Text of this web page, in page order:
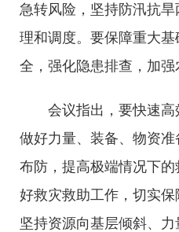
急转风险，坚持防汛抗
理和调度。要保障重大
全，强化隐患排查，加强
会议指出，要快速
做好力量、装备、物资
布防，提高极端情况下
好救灾救助工作，切实
坚持资源向基层倾斜、